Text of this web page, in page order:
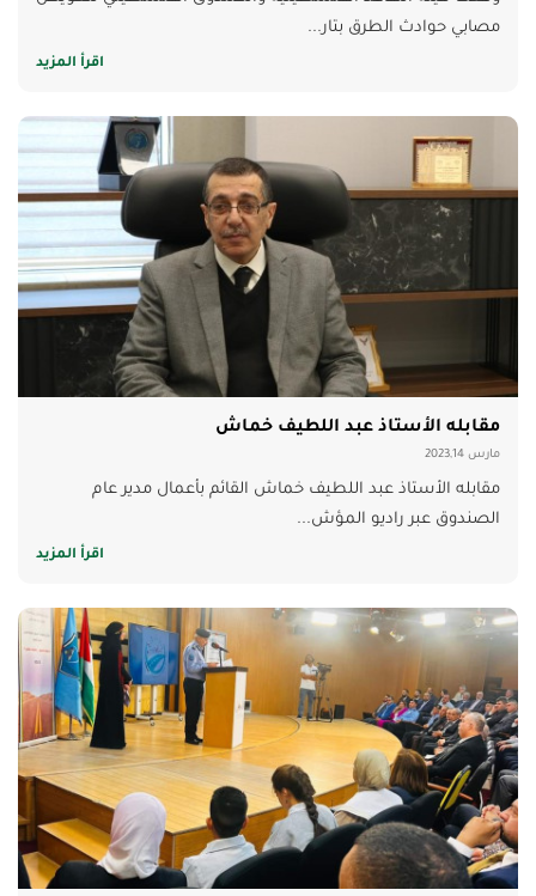
مصابي حوادث الطرق بتار...
اقرأ المزيد
مقابله الأستاذ عبد اللطيف خماش
مارس 2023,14
مقابله الأستاذ عبد اللطيف خماش القائم بأعمال مدير عام
الصندوق عبر راديو المؤش...
اقرأ المزيد